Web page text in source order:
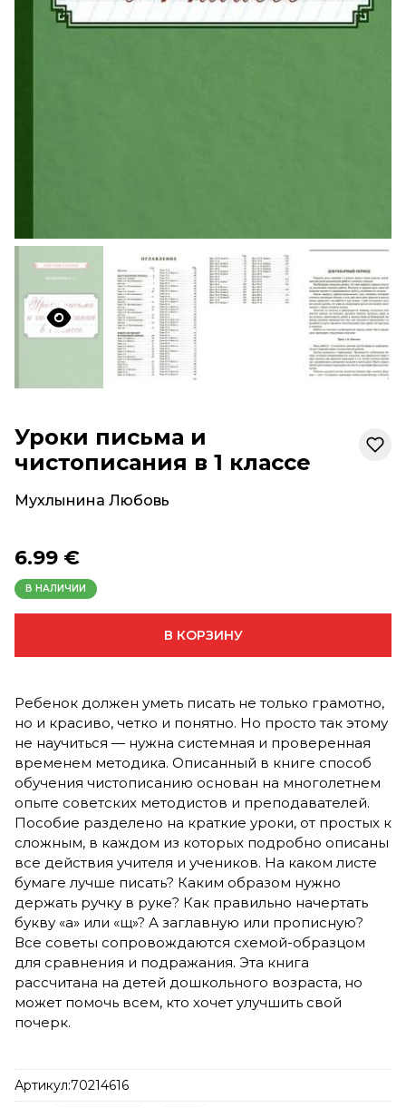
Уроки письма и
чистописания в 1 классе
Мухлынина Любовь
6.99 €
В НАЛИЧИИ
В КОРЗИНУ
Ребенок должен уметь писать не только грамотно,
но и красиво, четко и понятно. Но просто так этому
не научиться — нужна системная и проверенная
временем методика. Описанный в книге способ
обучения чистописанию основан на многолетнем
опыте советских методистов и преподавателей.
Пособие разделено на краткие уроки, от простых к
сложным, в каждом из которых подробно описаны
все действия учителя и учеников. На каком листе
бумаге лучше писать? Каким образом нужно
держать ручку в руке? Как правильно начертать
букву «а» или «щ»? А заглавную или прописную?
Все советы сопровождаются схемой-образцом
для сравнения и подражания. Эта книга
рассчитана на детей дошкольного возраста, но
может помочь всем, кто хочет улучшить свой
почерк.
Артикул:70214616